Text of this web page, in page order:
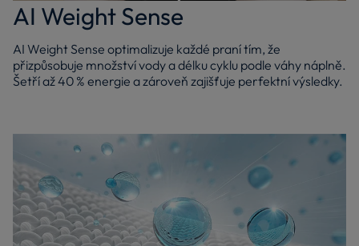
AI Weight Sense
AI Weight Sense optimalizuje každé praní tím, že
přizpůsobuje množství vody a délku cyklu podle váhy náplně.
Šetří až 40 % energie a zároveň zajišťuje perfektní výsledky.